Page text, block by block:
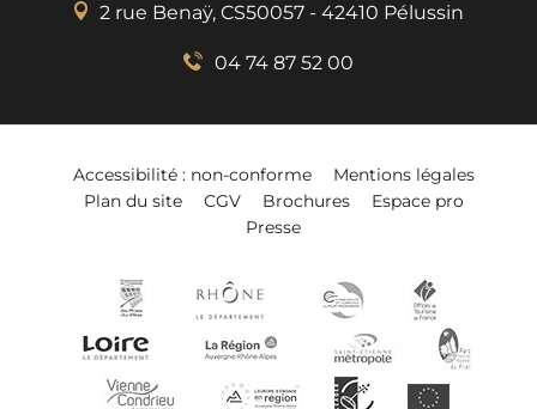
2 rue Benaÿ, CS50057 - 42410 Pélussin
04 74 87 52 00
Accessibilité : non-conforme
Mentions légales
Plan du site
CGV Brochures
Espace pro
Presse